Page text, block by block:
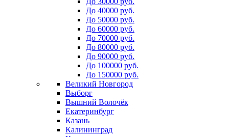
До 40000 руб.
До 50000 руб.
До 60000 руб.
До 70000 руб.
До 80000 руб.
До 90000 руб.
До 100000 руб.
До 150000 руб.
Великий Новгород
Выборг
Вышний Волочёк
Екатеринбург
Казань
Калининград